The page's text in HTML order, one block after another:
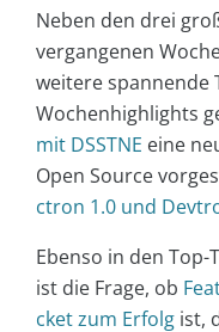
Neben den drei
vergangenen
weitere spannende
Wochenhighlights
mit DSSTNE eine
Open Source
ctron 1.0 und
Ebenso in den
ist die Frage, ob
cket zum Erfolg ist,